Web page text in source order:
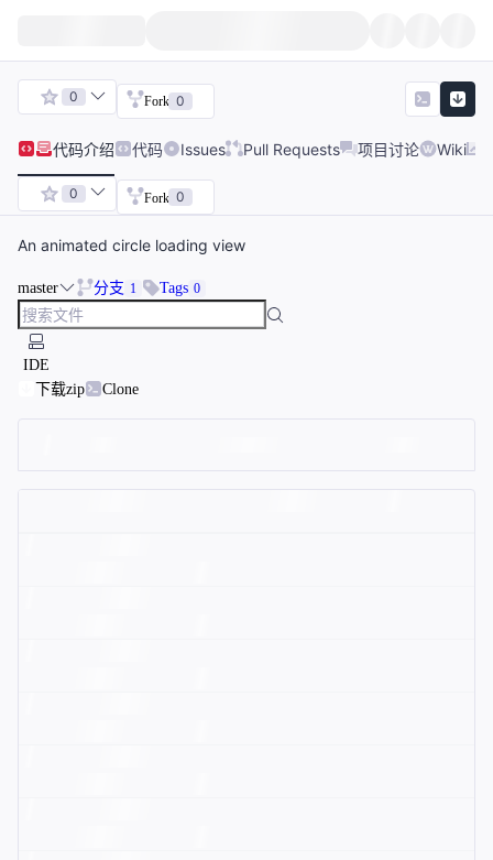
0 Fork 0
代码介绍 代码 Issues Pull Requests 项目讨论 Wiki
0 Fork 0
An animated circle loading view
master 分支 1 Tags 0
IDE
下载zip
Clone